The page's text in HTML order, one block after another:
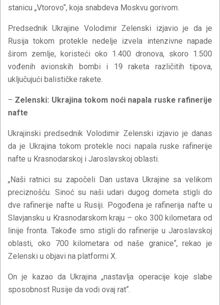
stanicu „Vtorovo“, koja snabdeva Moskvu gorivom.
Predsednik Ukrajine Volodimir Zelenski izjavio je da je
Rusija tokom protekle nedelje izvela intenzivne napade
širom zemlje, koristeći oko 1.400 dronova, skoro 1.500
vođenih avionskih bombi i 19 raketa različitih tipova,
uključujući balističke rakete.
– Zelenski: Ukrajina tokom noći napala ruske rafinerije
nafte
Ukrajinski predsednik Volodimir Zelenski izjavio je danas
da je Ukrajina tokom protekle noci napala ruske rafinerije
nafte u Krasnodarskoj i Jaroslavskoj oblasti.
„Naši ratnici su započeli Dan ustava Ukrajine sa velikom
preciznošću. Sinoć su naši udari dugog dometa stigli do
dve rafinerije nafte u Rusiji. Pogođena je rafinerija nafte u
Slavjansku u Krasnodarskom kraju – oko 300 kilometara od
linije fronta. Takođe smo stigli do rafinerije u Jaroslavskoj
oblasti, oko 700 kilometara od naše granice“, rekao je
Zelenski u objavi na platformi X.
On je kazao da Ukrajina „nastavlja operacije koje slabe
sposobnost Rusije da vodi ovaj rat“.